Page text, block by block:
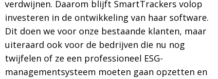
verdwijnen. Daarom blijft SmartTrackers volop
investeren in de ontwikkeling van haar software.
Dit doen we voor onze bestaande klanten, maar
uiteraard ook voor de bedrijven die nu nog
twijfelen of ze een professioneel ESG-
managementsysteem moeten gaan opzetten en